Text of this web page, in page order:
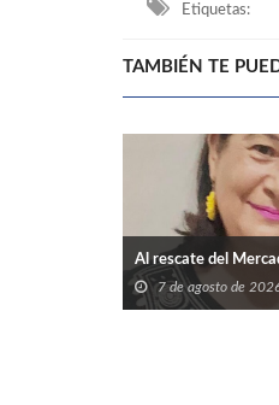
Etiquetas:
TAMBIÉN TE
Al rescate del
7 de agosto de